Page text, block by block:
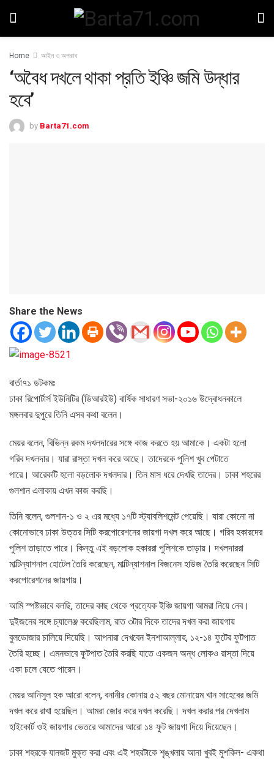
Home আইন ও অপরাধ
‘অবৈধ দখলে থাকা প্রতি ইঞ্চি জমি উদ্ধার
হবে’
by Barta71.com
Share the News
বার্তা৭১ ডটকমঃ
ঢাকা রিপোর্টার্স ইউনিটির (ডিআরইউ) বার্ষিক সাধারণ সভা-২০১৬ উদ্বোধনকালে
মঙ্গলবার দুপুরে তিনি এসব কথা বলেন।
মেয়র বলেন, বিভিন্ন রকম দখলদারের সঙ্গে কাজ করতে হয় আমাকে। একটা হলো
গরিব দখলদার। যারা রাস্তা দখল করে আছে। তাদেরকে পুলিশ খুব পেটাতে
পারে। আরেকটি হলো বড়লোক দখলদার। তিন মাস ধরে দেখছি তাদের। ঢাকা শহরের
গুলশান এলাকায় এখন কাজ করছি।
তিনি বলেন, গুলশান-১ ও ২ এর মধ্যে ১৭টি স্ট্যাবলিশমেন্ট পেয়েছি। যারা কোনো না
কোনোভাবে ঢাকা উত্তর সিটি করপোরেশনের জায়গা দখল করে আছে। গরিব হকারদের
পুলিশ তাড়াতে পারে। কিন্তু এই বড়লোক হকাররা পুলিশকে তাড়ায়। দখলদাররা
মাল্টিন্যাশনাল হোটেল তৈরি করেছেন, মাল্টিন্যাশনাল বিজনেস হাউজ তৈরি করেছেন সিটি
করপোরেশনের জায়গায়।
আমি স্পষ্টভাবে বলছি, তাদের কাছ থেকে প্রত্যেক ইঞ্চি জায়গা আমরা নিয়ে নেব।
দুইজনের সঙ্গে চ্যালেঞ্জ করেছিলাম, রাত ৩টার দিকে তাদের দখল করা জায়গায়
বুলডোজার চালিয়ে দিয়েছি। আপনারা দেখবেন ইনশাআল্লাহ, ১২-১৪ ফুটের ফুটপাত
তৈরি হচ্ছে। এমনভাবে ফুটপাত তৈরি করছি যাতে একজন অন্ধ লোকও রাস্তা দিয়ে
একা চলে যেতে পারেন।
মেয়র আনিসুল হক আরো বলেন, বনানীর কোনায় ৫২ বছর মোনায়েম খান সাহেবের জমি
দখল করে রাখা হয়েছিল। আমরা জোর করে দখল করেছি। দখল করার পর দেখলাম
হাইকোর্ট ওই জায়গার ভেতরে আমাদের আরো ১৪ ফুট জায়গা দিয়ে দিয়েছেন।
ঢাকা শহরকে যানজট মুক্ত করা এবং এই শহরটাকে শৃঙ্খলায় আনা খুবই মুশকিল- একথা